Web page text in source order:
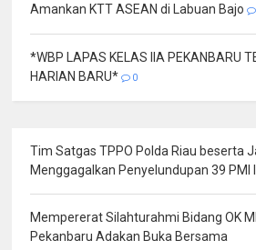
Amankan KTT ASEAN di Labuan Bajo
*WBP LAPAS KELAS IIA PEKANBARU
HARIAN BARU*
0
Tim Satgas TPPO Polda Riau beserta
Menggagalkan Penyelundupan 39 PMI
Mempererat Silahturahmi Bidang OK
Pekanbaru Adakan Buka Bersama